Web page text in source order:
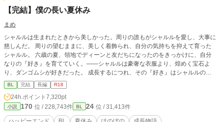
【完結】僕の長い夏休み
まめ
シャルルは生まれたときから美しかった。周りの誰もがシャルルを愛し、大事に
慈しんだ。 周りの望むままに、美しく着飾られ、自分の気持ちを抑えて育った
シャルル。 六歳の夏、領地でディーンと友だちになったのをきっかけに、自分
なりの『好き』を育てていく。——シャルルは豪奢な衣服より、煌めく宝石よ
り、ダンゴムシが好きだった。 成長するにつれ、その『好き』はシャルルの世
界を広げ、自分の足で未来を選ぶ勇気を育てていく。そして、その隣には——
シャルルがゆっくり成長していく、ほのぼのしたお話です。 虫の話が入る話
は、副題に虫の名前を入れています。ご注意ください。 恋愛要素やエロ描写は
終盤までありません。 ディーン（達観しすぎな攻め）✕シャルル（世間知ら
ずな美少年） 全23話
BL 完結 長編 R18
24h.ポイント 7,320pt
小説 170 位 / 228,743件 BL 24 位 / 31,413件